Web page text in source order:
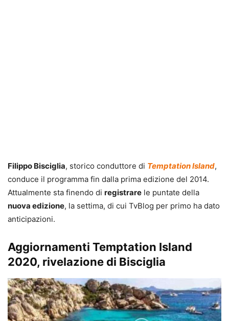
Filippo Bisciglia, storico conduttore di Temptation Island,
conduce il programma fin dalla prima edizione del 2014.
Attualmente sta finendo di registrare le puntate della
nuova edizione, la settima, di cui TvBlog per primo ha dato
anticipazioni.
Aggiornamenti Temptation Island
2020, rivelazione di Bisciglia